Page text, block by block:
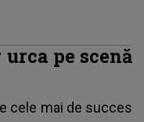
pe scenă
cele mai de succes